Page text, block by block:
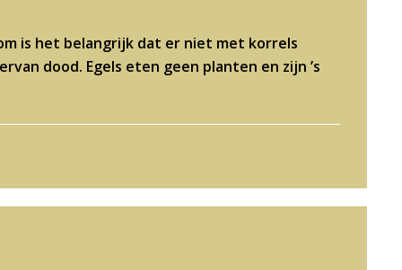
is het belangrijk dat er niet met korrels
dood. Egels eten geen planten en zijn ’s